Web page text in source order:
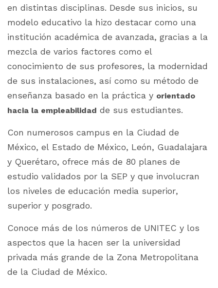
en distintas disciplinas. Desde sus inicios, su
modelo educativo la hizo destacar como una
institución académica de avanzada, gracias a la
mezcla de varios factores como el
conocimiento de sus profesores, la modernidad
de sus instalaciones, así como su método de
enseñanza basado en la práctica y orientado
hacia la empleabilidad de sus estudiantes.
Con numerosos campus en la Ciudad de
México, el Estado de México, León, Guadalajara
y Querétaro, ofrece más de 80 planes de
estudio validados por la SEP y que involucran
los niveles de educación media superior,
superior y posgrado.
Conoce más de los números de UNITEC y los
aspectos que la hacen ser la universidad
privada más grande de la Zona Metropolitana
de la Ciudad de México.